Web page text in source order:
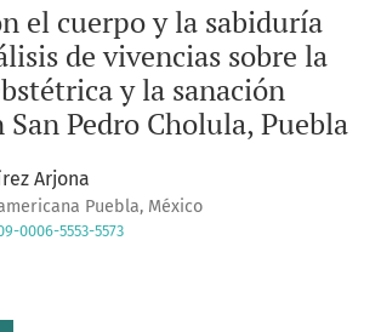
el cuerpo y la sabiduría
de vivencias sobre la
y la sanación
Pedro Cholula, Puebla
Arjona
Puebla, México
0006-5553-5573